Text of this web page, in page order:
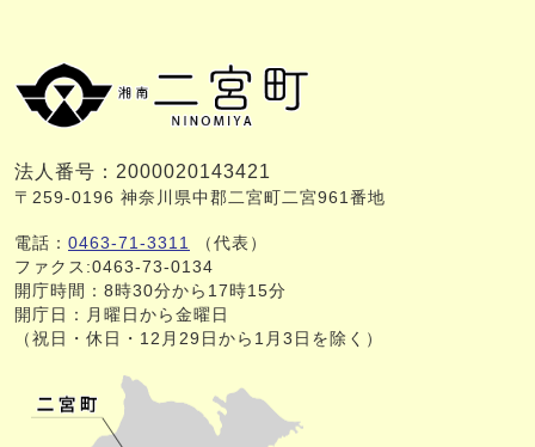
法人番号：2000020143421
〒259-0196 神奈川県中郡二宮町二宮961番地
電話： 0463-71-3311
（代表）
ファクス:0463-73-0134
開庁時間：8時30分から17時15分
開庁日：月曜日から金曜日
（祝日・休日・12月29日から1月3日を除く）